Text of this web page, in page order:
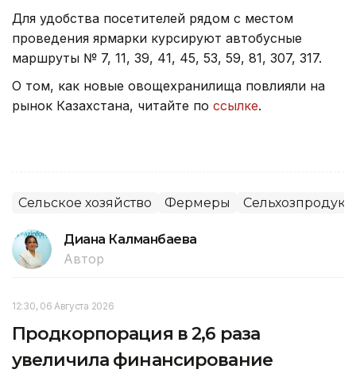
Для удобства посетителей рядом с местом
проведения ярмарки курсируют автобусные
маршруты № 7, 11, 39, 41, 45, 53, 59, 81, 307, 317.
О том, как новые овощехранилища повлияли на
рынок Казахстана, читайте по ссылке.
Сельское хозяйство Фермеры
Диана Калманбаева
Автор
12:30, 06 Августа 2026
Продкорпорация в 2,6 раза
увеличила финансирование